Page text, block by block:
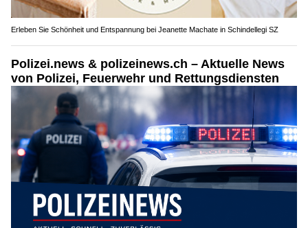
Erleben Sie Schönheit und Entspannung bei Jeanette Machate in Schindellegi SZ
Polizei.news & polizeinews.ch – Aktuelle News
von Polizei, Feuerwehr und Rettungsdiensten